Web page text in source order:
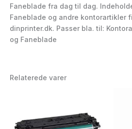
Faneblade fra dag til dag.
Faneblade og andre kontorartikler
dinprinter.dk. Passer bla. til:
og Faneblade
Relaterede varer